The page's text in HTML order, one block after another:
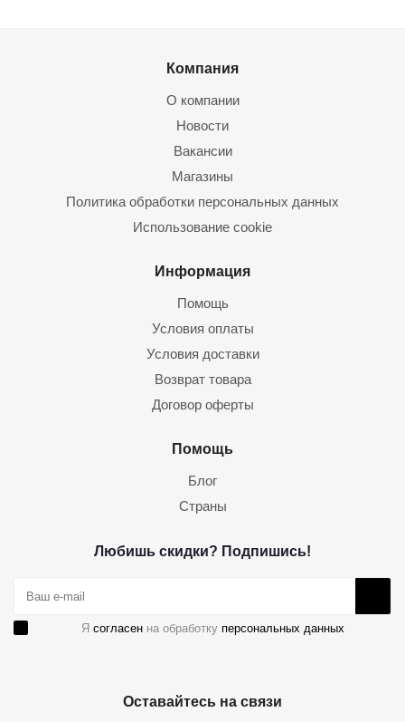
Компания
О компании
Новости
Вакансии
Магазины
Политика обработки персональных данных
Использование cookie
Информация
Помощь
Условия оплаты
Условия доставки
Возврат товара
Договор оферты
Помощь
Блог
Страны
Любишь скидки? Подпишись!
Я согласен на обработку персональных данных
Оставайтесь на связи